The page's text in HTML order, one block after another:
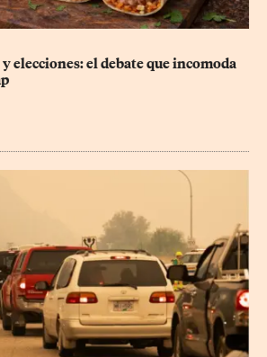
elecciones: el debate que incomoda